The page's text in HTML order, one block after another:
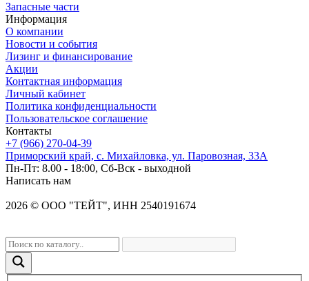
Запасные части
Информация
О компании
Новости и события
Лизинг и финансирование
Акции
Контактная информация
Личный кабинет
Политика конфиденциальности
Пользовательское соглашение
Контакты
+7 (966) 270-04-39
Приморский край, с. Михайловка, ул. Паровозная, 33А
Пн-Пт: 8.00 - 18:00, Сб-Вск - выходной
Написать нам
2026 © OOO "ТЕЙТ", ИНН 2540191674